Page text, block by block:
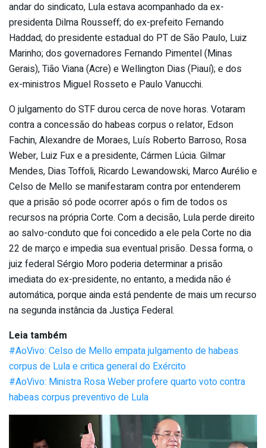
andar do sindicato, Lula estava acompanhado da ex-
presidenta Dilma Rousseff; do ex-prefeito Fernando
Haddad; do presidente estadual do PT de São Paulo, Luiz
Marinho; dos governadores Fernando Pimentel (Minas
Gerais), Tião Viana (Acre) e Wellington Dias (Piauí); e dos
ex-ministros Miguel Rosseto e Paulo Vanucchi.
O julgamento do STF durou cerca de nove horas. Votaram
contra a concessão do habeas corpus o relator, Edson
Fachin, Alexandre de Moraes, Luís Roberto Barroso, Rosa
Weber, Luiz Fux e a presidente, Cármen Lúcia. Gilmar
Mendes, Dias Toffoli, Ricardo Lewandowski, Marco Aurélio e
Celso de Mello se manifestaram contra por entenderem
que a prisão só pode ocorrer após o fim de todos os
recursos na própria Corte. Com a decisão, Lula perde direito
ao salvo-conduto que foi concedido a ele pela Corte no dia
22 de março e impedia sua eventual prisão. Dessa forma, o
juiz federal Sérgio Moro poderia determinar a prisão
imediata do ex-presidente, no entanto, a medida não é
automática, porque ainda está pendente de mais um recurso
na segunda instância da Justiça Federal.
Leia também
#AoVivo: Celso de Mello empata julgamento de habeas
corpus de Lula e critica general do Exército
#AoVivo: Ministra Rosa Weber profere quarto voto contra
habeas corpus preventivo de Lula